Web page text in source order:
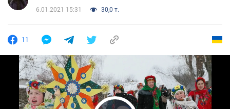
6.01.2021 15:31 30,0 т.
11